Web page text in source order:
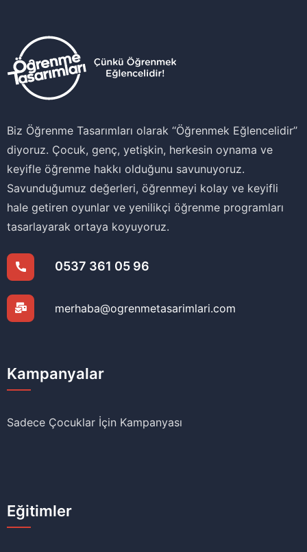
Biz Öğrenme Tasarımları olarak ‘‘Öğrenmek Eğlencelidir’’
diyoruz. Çocuk, genç, yetişkin, herkesin oynama ve
keyifle öğrenme hakkı olduğunu savunuyoruz.
Savunduğumuz değerleri, öğrenmeyi kolay ve keyifli
hale getiren oyunlar ve yenilikçi öğrenme programları
tasarlayarak ortaya koyuyoruz.
0537 361 05 96
merhaba@ogrenmetasarimlari.com
Kampanyalar
Sadece Çocuklar İçin Kampanyası
Eğitimler